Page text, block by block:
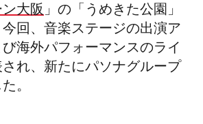
大阪」の「うめきた公園」
今回、音楽ステージの出演ア
海外パフォーマンスのライ
れ、新たにパソナグループ
。